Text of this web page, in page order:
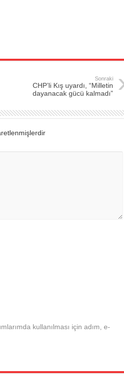
Sonraki
CHP’li Kış uyardı, “Milletin
dayanacak gücü kalmadı”
kullanılması için adım, e-